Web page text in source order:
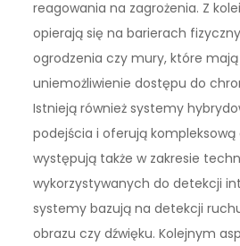
reagowania na zagrożenia. Z
opierają się na barierach
ogrodzenia czy mury, które
uniemożliwienie dostępu do
Istnieją również systemy
podejścia i oferują kompleksową
występują także w zakresie
wykorzystywanych do detekcji
systemy bazują na detekcji
obrazu czy dźwięku. Kolejnym